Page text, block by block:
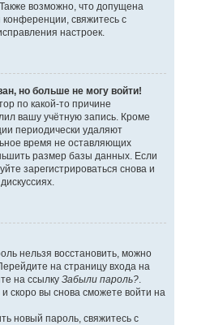
возможно, что допущена
свяжитесь с
настроек.
но больше не могу войти!
по какой-то причине
вашу учётную запись. Кроме
периодически удаляют
время не оставляющих
размер базы данных. Если
зарегистрироваться снова и
нельзя восстановить, можно
на страницу входа на
на ссылку Забыли пароль?.
скоро вы снова сможете войти на
новый пароль, свяжитесь с